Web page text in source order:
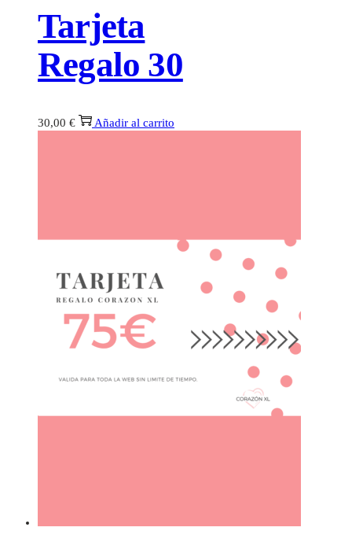
Tarjeta
Regalo 30
30,00 € Añadir al carrito